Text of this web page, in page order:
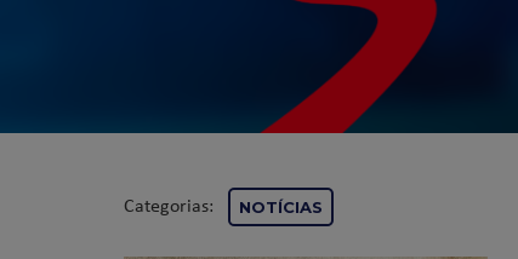
Categorias: NOTÍCIAS